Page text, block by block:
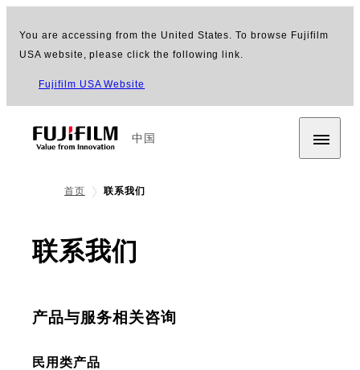
You are accessing from the United States. To browse Fujifilm
USA website, please click the following link.
Fujifilm USA Website
中国
首页 联系我们
联系我们
产品与服务相关咨询
民用类产品